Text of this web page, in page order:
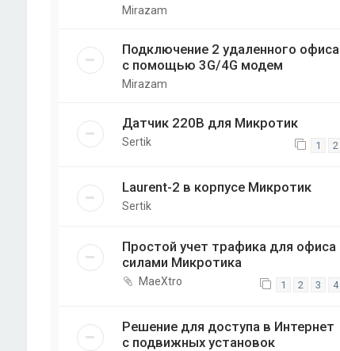
Mirazam
Подключение 2 удаленного офиса
с помощью 3G/4G модем
Mirazam
Датчик 220В для Микротик
Sertik 1 2
Laurent-2 в корпусе Микротик
Sertik
Простой учет трафика для офиса
силами Микротика
MaeXtro 1 2 3 4
Решение для доступа в Интернет
с подвижных установок